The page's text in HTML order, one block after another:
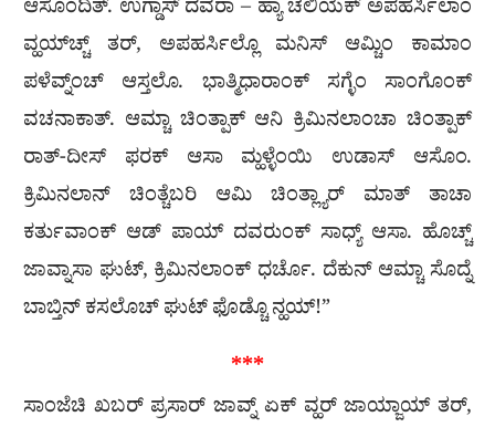
ಆಸೊಂದಿತ್. ಉಗ್ಡಾಸ್ ದವರಾ – ಹ್ಯಾ ಚಲಿಯೆಕ್ ಅಪಹರ್ಸಿಲಾಂ
ವ್ಹಯ್‌ಚ್ಚ್ ತರ್, ಅಪಹರ್ಸಿಲ್ಲೊ ಮನಿಸ್ ಆಮ್ಚಿಂ ಕಾಮಾಂ
ಪಳೆವ್ನ್ಂಚ್ ಆಸ್ತಲೊ. ಭಾತ್ಮಿಧಾರಾಂಕ್ ಸಗ್ಳೆಂ ಸಾಂಗೊಂಕ್
ವಚನಾಕಾತ್. ಆಮ್ಚಾ ಚಿಂತ್ಪಾಕ್ ಆನಿ ಕ್ರಿಮಿನಲಾಂಚಾ ಚಿಂತ್ಪಾಕ್
ರಾತ್-ದೀಸ್ ಫರಕ್ ಆಸಾ ಮ್ಹಳ್ಳೆಂಯಿ ಉಡಾಸ್ ಆಸೊಂ.
ಕ್ರಿಮಿನಲಾನ್ ಚಿಂತ್ಚೆಬರಿ ಆಮಿ ಚಿಂತ್ಲ್ಯಾರ್ ಮಾತ್ ತಾಚಾ
ಕರ್ತುವಾಂಕ್ ಆಡ್ ಪಾಯ್ ದವರುಂಕ್ ಸಾಧ್ಯ್ ಆಸಾ. ಹೊಚ್ಚ್
ಜಾವ್ನಾಸಾ ಘುಟ್, ಕ್ರಿಮಿನಲಾಂಕ್ ಧರ್ಚೊ. ದೆಕುನ್ ಆಮ್ಚಾ ಸೊದ್ನೆ
ಬಾಬ್ತಿನ್ ಕಸಲೊಚ್ ಘುಟ್ ಫೊಡ್ಚೊ ನ್ಹಯ್!”
***
ಸಾಂಜೆಚಿ ಖಬರ್ ಪ್ರಸಾರ್ ಜಾವ್ನ್ ಏಕ್ ವ್ಹರ್ ಜಾಯ್ಜಾಯ್ ತರ್,